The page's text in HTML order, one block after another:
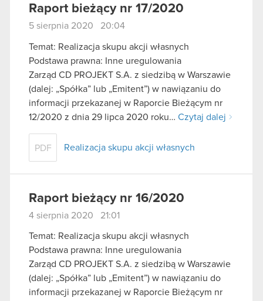
Raport bieżący nr 17/2020
5 sierpnia 2020 20:04
Temat: Realizacja skupu akcji własnych
Podstawa prawna: Inne uregulowania
Zarząd CD PROJEKT S.A. z siedzibą w Warszawie
(dalej: „Spółka” lub „Emitent”) w nawiązaniu do
informacji przekazanej w Raporcie Bieżącym nr
12/2020 z dnia 29 lipca 2020 roku… Czytaj dalej
PDF Realizacja skupu akcji własnych
Raport bieżący nr 16/2020
4 sierpnia 2020 21:01
Temat: Realizacja skupu akcji własnych
Podstawa prawna: Inne uregulowania
Zarząd CD PROJEKT S.A. z siedzibą w Warszawie
(dalej: „Spółka” lub „Emitent”) w nawiązaniu do
informacji przekazanej w Raporcie Bieżącym nr